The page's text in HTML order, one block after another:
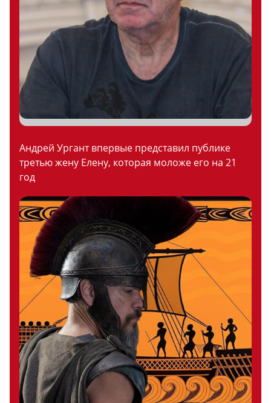
Андрей Ургант впервые представил публике
третью жену Елену, которая моложе его на 21
год